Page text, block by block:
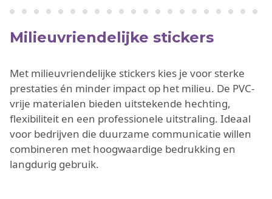
Milieuvriendelijke stickers
Met milieuvriendelijke stickers kies je voor sterke
prestaties én minder impact op het milieu. De PVC-
vrije materialen bieden uitstekende hechting,
flexibiliteit en een professionele uitstraling. Ideaal
voor bedrijven die duurzame communicatie willen
combineren met hoogwaardige bedrukking en
langdurig gebruik.